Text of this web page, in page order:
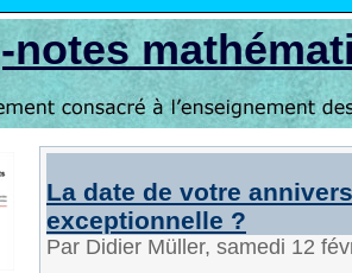
notes
La date de votre
exceptionnelle ?
Par Didier Müller, samedi 12